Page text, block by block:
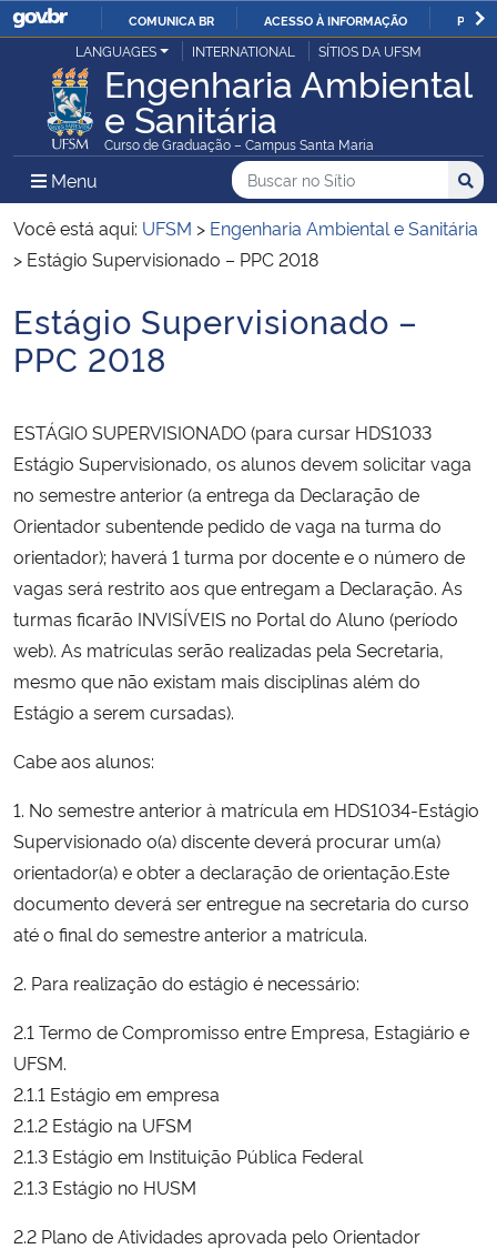
IR
PARA
O
CONTEÚDO
COMUNICA BR ACESSO À INFORMAÇÃO
Ministério da Justiça e Segurança Pública
Ministério da Defesa
Ministério das Relações Exteriores
Ministério da Infraestrutura
Ministério da Educação
Ministério da Cidadania
Ministério da Ciência, Tecnologia, Inovações e Comunicações
Ministério do Meio Ambiente
Ministério do Turismo
Ministério do Desenvolvimento Regional
Controladoria-Geral da União
Ministério da Mulher, da Família e dos Direitos Humanos
Secretaria-Geral
Secretaria de Governo
Gabinete de Segurança Institucional
LANGUAGES INTERNATIONAL SÍTIOS DA UFSM
Engenharia Ambiental
e Sanitária
Curso de Graduação – Campus Santa Maria
Menu Menu Principal do Sítio
Busca
Buscar no no Sítio
Busca:
Você está aqui: UFSM > Engenharia Ambiental e Sanitária
> Estágio Supervisionado – PPC 2018
Início do conteúdo
Estágio Supervisionado –
PPC 2018
ESTÁGIO SUPERVISIONADO (para cursar HDS1033
Estágio Supervisionado, os alunos devem solicitar vaga
no semestre anterior (a entrega da Declaração de
Orientador subentende pedido de vaga na turma do
orientador); haverá 1 turma por docente e o número de
vagas será restrito aos que entregam a Declaração. As
turmas ficarão INVISÍVEIS no Portal do Aluno (período
web). As matrículas serão realizadas pela Secretaria,
mesmo que não existam mais disciplinas além do
Estágio a serem cursadas).
Cabe aos alunos:
1. No semestre anterior à matrícula em HDS1034-Estágio
Supervisionado o(a) discente deverá procurar um(a)
orientador(a) e obter a declaração de orientação.Este
documento deverá ser entregue na secretaria do curso
até o final do semestre anterior a matrícula.
2. Para realização do estágio é necessário:
2.1 Termo de Compromisso entre Empresa, Estagiário e
UFSM.
2.1.1 Estágio em empresa
2.1.2 Estágio na UFSM
2.1.3 Estágio em Instituição Pública Federal
2.1.3 Estágio no HUSM
2.2 Plano de Atividades aprovada pelo Orientador